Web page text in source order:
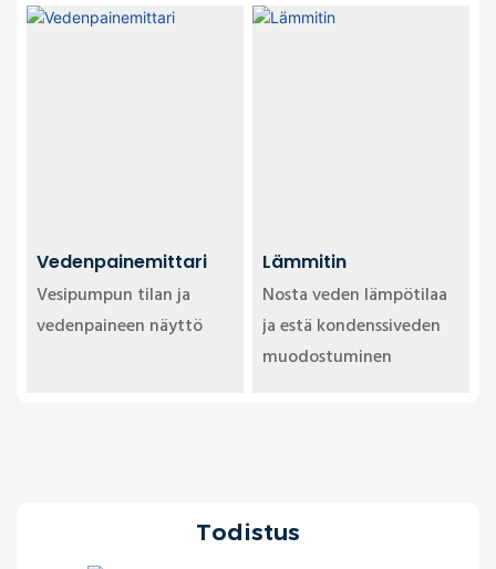
Vedenpainemittari
Vesipumpun tilan ja
vedenpaineen näyttö
Lämmitin
Nosta veden lämpötilaa
ja estä kondenssiveden
muodostuminen
Todistus